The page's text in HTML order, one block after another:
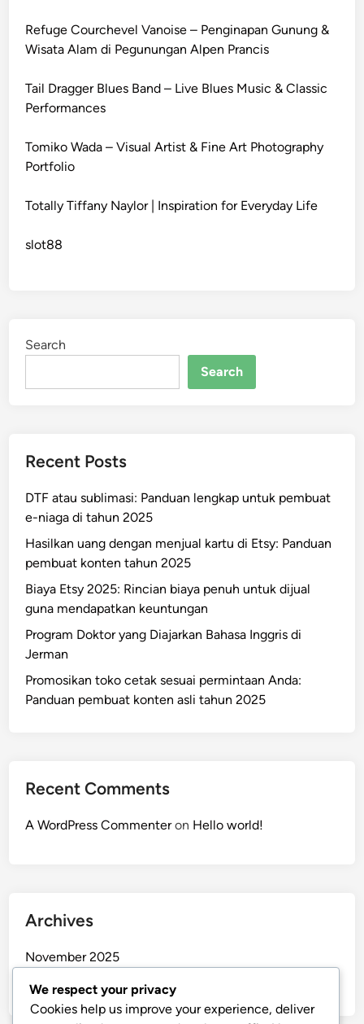
Refuge Courchevel Vanoise – Penginapan Gunung &
Wisata Alam di Pegunungan Alpen Prancis
Tail Dragger Blues Band – Live Blues Music & Classic
Performances
Tomiko Wada – Visual Artist & Fine Art Photography
Portfolio
Totally Tiffany Naylor | Inspiration for Everyday Life
slot88
Search
Search
Recent Posts
DTF atau sublimasi: Panduan lengkap untuk pembuat
e-niaga di tahun 2025
Hasilkan uang dengan menjual kartu di Etsy: Panduan
pembuat konten tahun 2025
Biaya Etsy 2025: Rincian biaya penuh untuk dijual
guna mendapatkan keuntungan
Program Doktor yang Diajarkan Bahasa Inggris di
Jerman
Promosikan toko cetak sesuai permintaan Anda:
Panduan pembuat konten asli tahun 2025
Recent Comments
A WordPress Commenteron Hello world!
Archives
November 2025
September 2025
We respect your privacy
Cookies help us improve your experience, deliver